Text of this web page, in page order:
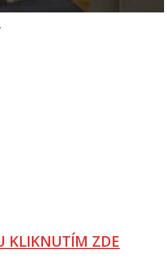
KLIKNUTÍM ZDE